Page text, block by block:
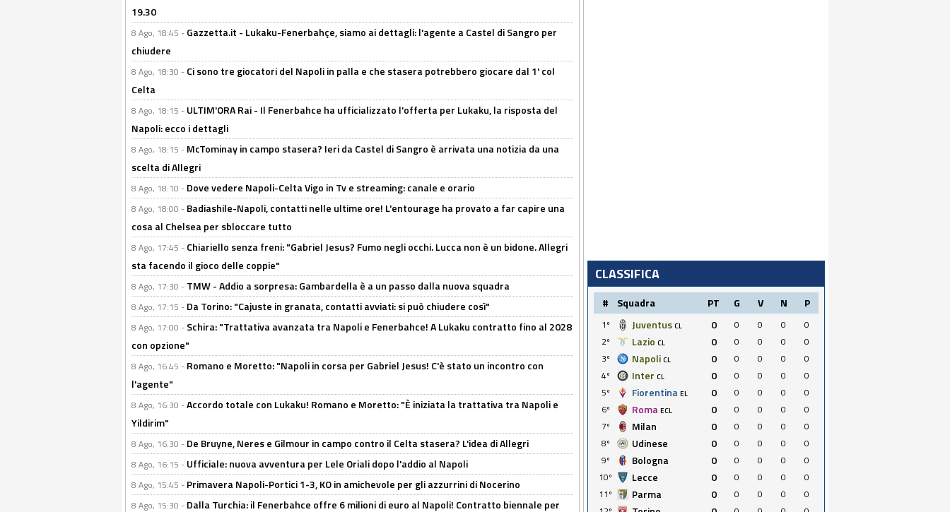
19.30
8 Ago, 18:45 - Gazzetta.it - Lukaku-Fenerbahçe, siamo ai dettagli: l'agente a Castel di Sangro per
chiudere
8 Ago, 18:30 - Ci sono tre giocatori del Napoli in palla e che stasera potrebbero giocare dal 1' col
Celta
8 Ago, 18:15 - ULTIM'ORA Rai - Il Fenerbahce ha ufficializzato l'offerta per Lukaku, la risposta del
Napoli: ecco i dettagli
8 Ago, 18:15 - McTominay in campo stasera? Ieri da Castel di Sangro è arrivata una notizia da una
scelta di Allegri
8 Ago, 18:10 - Dove vedere Napoli-Celta Vigo in Tv e streaming: canale e orario
8 Ago, 18:00 - Badiashile-Napoli, contatti nelle ultime ore! L'entourage ha provato a far capire una
cosa al Chelsea per sbloccare tutto
8 Ago, 17:45 - Chiariello senza freni: "Gabriel Jesus? Fumo negli occhi. Lucca non è un bidone. Allegri
sta facendo il gioco delle coppie"
8 Ago, 17:30 - TMW - Addio a sorpresa: Gambardella è a un passo dalla nuova squadra
8 Ago, 17:15 - Da Torino: "Cajuste in granata, contatti avviati: si può chiudere così"
8 Ago, 17:00 - Schira: "Trattativa avanzata tra Napoli e Fenerbahce! A Lukaku contratto fino al 2028
con opzione"
8 Ago, 16:45 - Romano e Moretto: "Napoli in corsa per Gabriel Jesus! C'è stato un incontro con
l'agente"
8 Ago, 16:30 -Accordo totale con Lukaku! Romano e Moretto: "È iniziata la trattativa tra Napoli e
Yildirim"
8 Ago, 16:30 - De Bruyne, Neres e Gilmour in campo contro il Celta stasera? L'idea di Allegri
8 Ago, 16:15 - Ufficiale: nuova avventura per Lele Oriali dopo l'addio al Napoli
8 Ago, 15:45 - Primavera Napoli-Portici 1-3, KO in amichevole per gli azzurrini di Nocerino
8 Ago, 15:30 - Dalla Turchia: il Fenerbahce offre 6 milioni di euro al Napoli! Contratto biennale per
CLASSIFICA
# Squadra PT G V N P
1º Juventus CL 0 0 0 0
0
2º
Lazio CL 0 0 0 0
0
3º
Napoli CL 0 0 0 0
0
4º
Inter CL 0 0 0 0
0
5º
Fiorentina EL 0 0 0 0
0
6º
Roma ECL 0 0 0 0
0
7º
Milan 0 0 0 0
0
8º
Udinese 0 0 0 0
0
9º
Bologna 0 0 0 0
0
10º
Lecce 0 0 0 0
0
11º
Parma 0 0 0 0
0